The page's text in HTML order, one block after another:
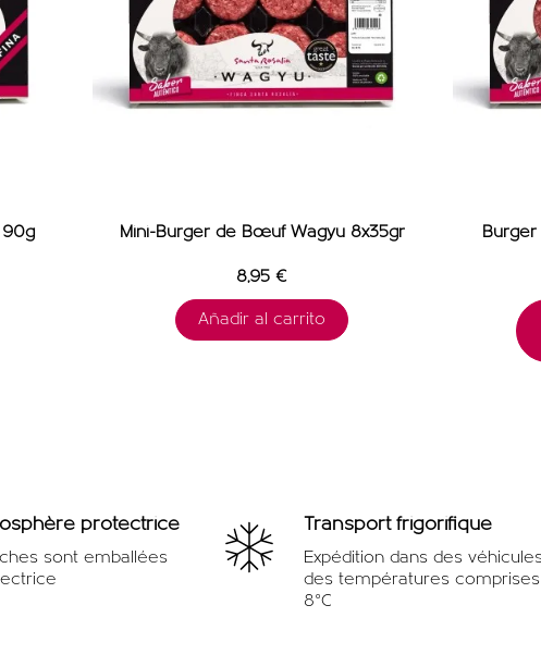
90g Mini-Burger de Bœuf Wagyu 8x35gr
8,95 €
Añadir al carrito
protectrice
sont emballées
Transport frigorifique
Expédition dans des
des températures
8°C